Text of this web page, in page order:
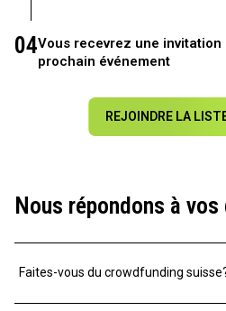
04Vous recevrez une invitation
prochain événement
REJOINDRE LA
Nous répondons à
Faites-vous du crowdfunding